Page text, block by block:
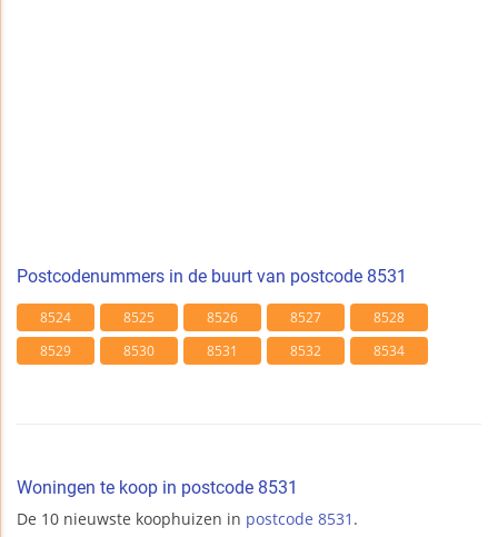
Postcodenummers in de buurt van postcode 8531
8524 8525 8526 8527
8528
8529
8530 8531 8532 8534
Woningen te koop in postcode 8531
De 10 nieuwste koophuizen in postcode 8531 .